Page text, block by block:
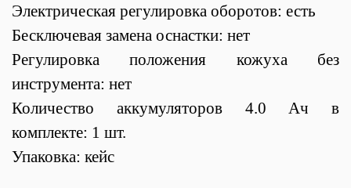
Электрическая регулировка оборотов: есть
Бесключевая замена оснастки: нет
Регулировка положения кожуха без
инструмента: нет
Количество аккумуляторов 4.0 Ач в
комплекте: 1 шт.
Упаковка: кейс